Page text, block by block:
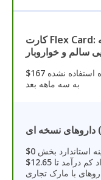
کارت Flex Card: اقلام بدون نسخه (OTC)/ کمک هزینه
$167 در هر دوره سه ماهه و بدون انتقال وجوه استفاده نشده
$0 برای داروهای ژنتیک. سهم هزینه استاندارد بخش D بر اساس
موقعیت شما در درجه بندی وضعیت افراد کم درآمد تا 12.65$